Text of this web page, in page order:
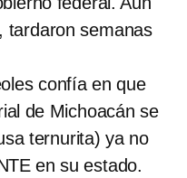
tardaron semanas
confía en que
de Michoacán se
ternurita) ya no
en su estado.